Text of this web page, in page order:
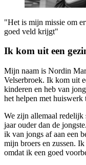
"Het is mijn missie om
goed veld krijgt"
Ik kom uit een
Mijn naam is Nordin
Velserbroek. Ik kom uit
kinderen en heb van
het helpen met huiswerk
We zijn allemaal redelijk
jaar ouder dan de
ik van jongs af aan een
mijn broers en zussen.
omdat ik een goed